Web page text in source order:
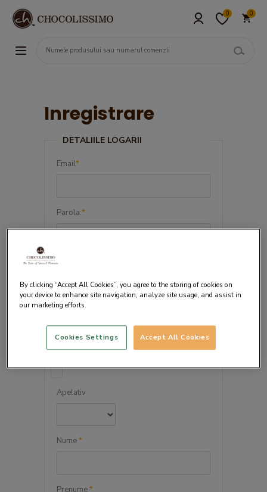
0 0
Inregistrare
DETALIILE LOGARII
Email*
Parola:*
Confirma parola:
DETALIILE PERSONALE
Apelativ
Nume*
Prenume*
By clicking “Accept All Cookies”, you agree to the storing of cookies on
your device to enhance site navigation, analyze site usage, and assist in
our marketing efforts.
Accept All Cookies
Cookies Settings